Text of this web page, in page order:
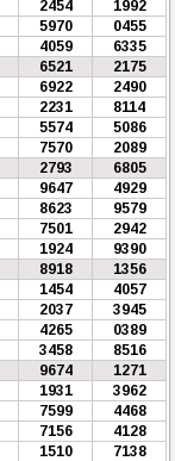
2454
1992
5970
0455
4059
6335
6521
2175
6922
2490
2231
8114
5574
5086
7570
2089
2793
6805
9647
4929
8623
9579
7501
2942
1924
9390
8918
1356
1454
4057
2037
3945
4265
0389
3458
8516
9674
1271
1931
3962
7599
4468
7156
4128
1510
7138